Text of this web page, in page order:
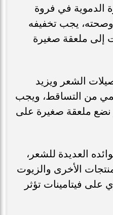
الدموية في فروة
يجب تخفيفه
10 قطرات إلى ملعقة صغيرة
الشعر ويزيد
من التساقط، ويجب
نضع ملعقة صغيرة على
العديدة للشعر،
الأخرى والزيوت
على فيتامينات تؤثر